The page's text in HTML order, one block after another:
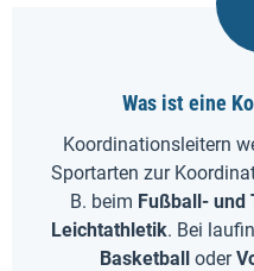
Was ist eine
Koordinationsleitern
Sportarten zur
B. beim Fußball- und
Leichtathletik. Bei
Basketballoder